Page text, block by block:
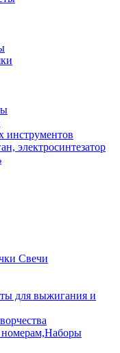
инструментов
электросинтезатор
Свечи
для выжигания и